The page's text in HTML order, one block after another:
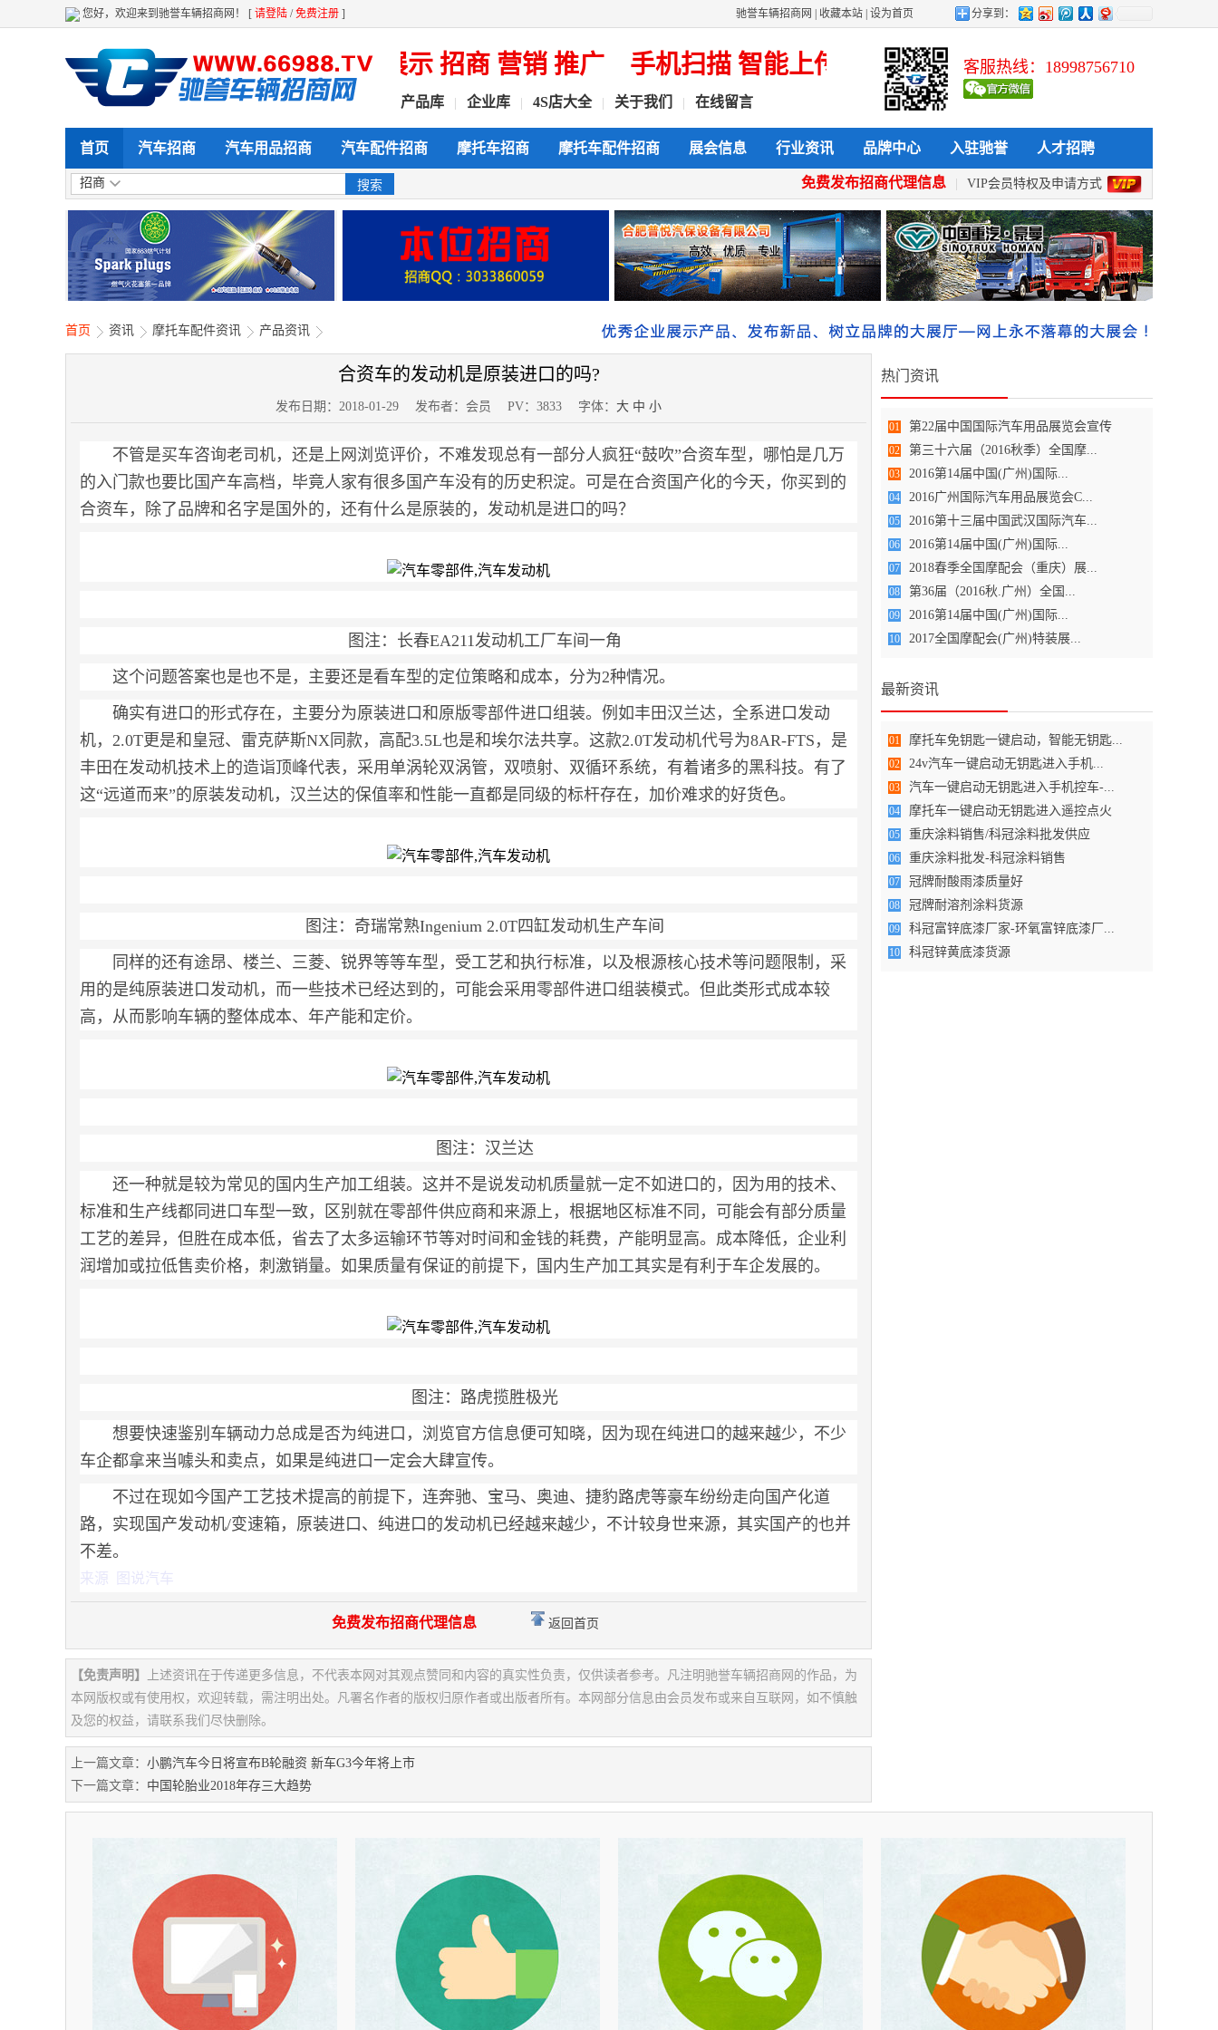
您好，欢迎来到驰誉车辆招商网！ [ 请登陆 /免费注册 ] 驰誉车辆招商网 收藏本站 设为首页 分享到：
全天候 全方位给力企业产品展示 招商 营销 推广 手机扫描 智能上传 发布 查看 采购 全天候 全方位给力
产品库 企业库 4S店大全 关于我们 在线留言
客服热线：18998756710
首页 汽车招商 汽车用品招商 汽车配件招商 摩托车招商 摩托车配件招商 展会信息 行业资讯 品牌中心 入驻驰誉 人才招聘
招商 免费发布招商代理信息 VIP会员特权及申请方式
首页 资讯 摩托车配件资讯 产品资讯
合资车的发动机是原装进口的吗?
发布日期：2018-01-29 发布者：会员 PV：3833 字体： 大 中 小
不管是买车咨询老司机，还是上网浏览评价，不难发现总有一部分人疯狂“鼓吹”合资车型，哪怕是几万
的入门款也要比国产车高档，毕竟人家有很多国产车没有的历史积淀。可是在合资国产化的今天，你买到的
合资车，除了品牌和名字是国外的，还有什么是原装的，发动机是进口的吗？
图注：长春EA211发动机工厂车间一角
这个问题答案也是也不是，主要还是看车型的定位策略和成本，分为2种情况。
确实有进口的形式存在，主要分为原装进口和原版零部件进口组装。例如丰田汉兰达，全系进口发动
机，2.0T更是和皇冠、雷克萨斯NX同款，高配3.5L也是和埃尔法共享。这款2.0T发动机代号为8AR-FTS，是
丰田在发动机技术上的造诣顶峰代表，采用单涡轮双涡管，双喷射、双循环系统，有着诸多的黑科技。有了
这“远道而来”的原装发动机，汉兰达的保值率和性能一直都是同级的标杆存在，加价难求的好货色。
图注：奇瑞常熟Ingenium 2.0T四缸发动机生产车间
同样的还有途昂、楼兰、三菱、锐界等等车型，受工艺和执行标准，以及根源核心技术等问题限制，采
用的是纯原装进口发动机，而一些技术已经达到的，可能会采用零部件进口组装模式。但此类形式成本较
高，从而影响车辆的整体成本、年产能和定价。
图注：汉兰达
还一种就是较为常见的国内生产加工组装。这并不是说发动机质量就一定不如进口的，因为用的技术、
标准和生产线都同进口车型一致，区别就在零部件供应商和来源上，根据地区标准不同，可能会有部分质量
工艺的差异，但胜在成本低，省去了太多运输环节等对时间和金钱的耗费，产能明显高。成本降低，企业利
润增加或拉低售卖价格，刺激销量。如果质量有保证的前提下，国内生产加工其实是有利于车企发展的。
图注：路虎揽胜极光
想要快速鉴别车辆动力总成是否为纯进口，浏览官方信息便可知晓，因为现在纯进口的越来越少，不少
车企都拿来当噱头和卖点，如果是纯进口一定会大肆宣传。
不过在现如今国产工艺技术提高的前提下，连奔驰、宝马、奥迪、捷豹路虎等豪车纷纷走向国产化道
路，实现国产发动机/变速箱，原装进口、纯进口的发动机已经越来越少，不计较身世来源，其实国产的也并
不差。
来源 图说汽车
免费发布招商代理信息 返回首页
【免责声明】
上述资讯在于传递更多信息，不代表本网对其观点赞同和内容的真实性负责，仅供读者参考。凡注明驰誉车辆招商网的作品，为
本网版权或有使用权，欢迎转载，需注明出处。凡署名作者的版权归原作者或出版者所有。本网部分信息由会员发布或来自互联网，如不慎触
及您的权益，请联系我们尽快删除。
上一篇文章： 小鹏汽车今日将宣布B轮融资 新车G3今年将上市
下一篇文章： 中国轮胎业2018年存三大趋势
热门资讯
01 第22届中国国际汽车用品展览会宣传
02 第三十六届（2016秋季）全国摩...
03 2016第14届中国(广州)国际...
04 2016广州国际汽车用品展览会C...
05 2016第十三届中国武汉国际汽车...
06 2016第14届中国(广州)国际...
07 2018春季全国摩配会（重庆）展...
08 第36届（2016秋.广州）全国...
09 2016第14届中国(广州)国际...
10 2017全国摩配会(广州)特装展...
最新资讯
01 摩托车免钥匙一键启动，智能无钥匙...
02 24v汽车一键启动无钥匙进入手机...
03 汽车一键启动无钥匙进入手机控车-...
04 摩托车一键启动无钥匙进入遥控点火
05 重庆涂料销售/科冠涂料批发供应
06 重庆涂料批发-科冠涂料销售
07 冠牌耐酸雨漆质量好
08 冠牌耐溶剂涂料货源
09 科冠富锌底漆厂家-环氧富锌底漆厂...
10 科冠锌黄底漆货源